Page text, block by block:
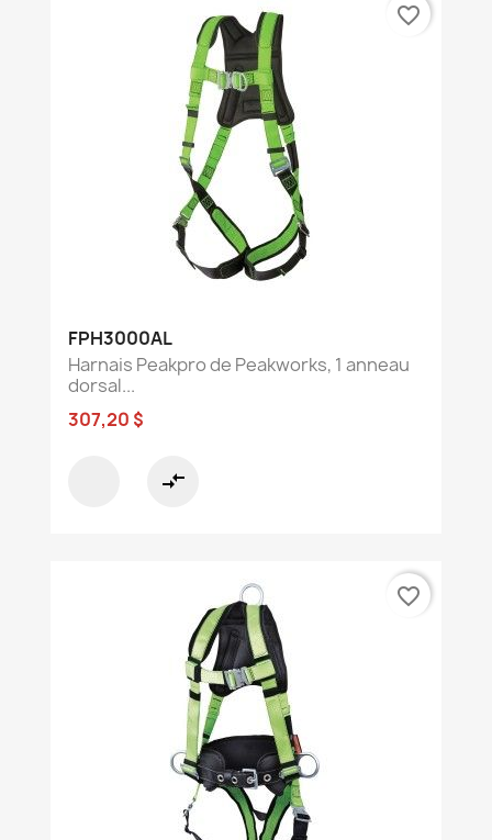
FPH3000AL
Harnais Peakpro de Peakworks, 1 anneau
dorsal...
307,20 $
compare_arrows
favorite_border
favorite_border